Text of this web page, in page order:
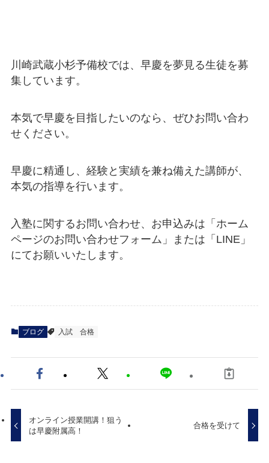
川崎武蔵小杉予備校では、早慶を夢見る生徒を募
集しています。
本気で早慶を目指したいのなら、ぜひお問い合わ
せください。
早慶に精通し、経験と実績を兼ね備えた講師が、
本気の指導を行います。
入塾に関するお問い合わせ、お申込みは「ホーム
ページのお問い合わせフォーム」または「LINE」
にてお願いいたします。
ブログ 入試 合格
オンライン授業開講！狙う
は早慶附属高！
合格を受けて